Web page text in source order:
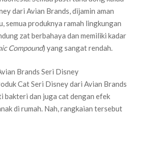
dari Avian Brands, dijamin aman
semua produknya ramah lingkungan
zat berbahaya dan memiliki kadar
Compound) yang sangat rendah.
Cat Seri Disney dari Avian Brands
bakteri dan juga cat dengan efek
di rumah. Nah, rangkaian tersebut